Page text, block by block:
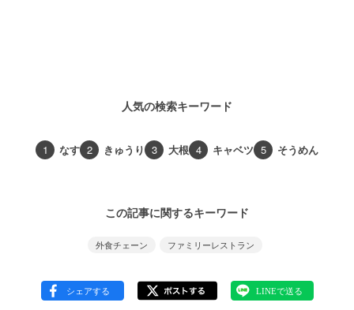
人気の検索キーワード
1 なす 2 きゅうり 3 大根 4 キャベツ 5 そうめん
この記事に関するキーワード
外食チェーン ファミリーレストラン